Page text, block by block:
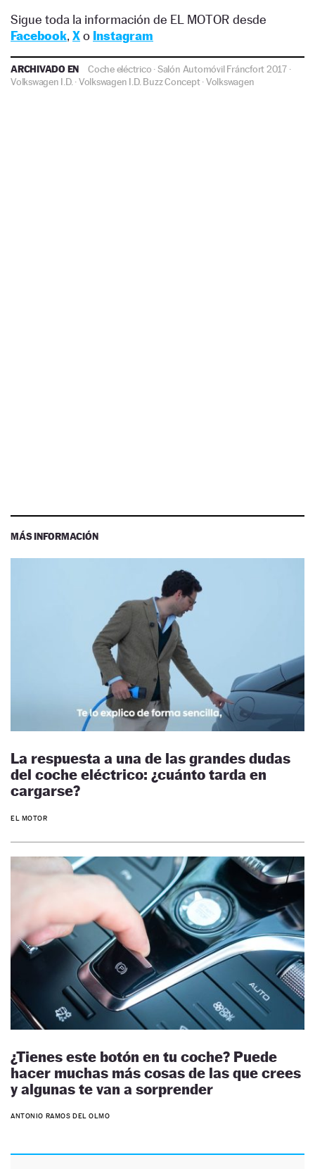
Sigue toda la información de EL MOTOR desde
Facebook, Xo Instagram
ARCHIVADO EN Coche eléctrico ·Salón Automóvil Fráncfort 2017 ·
Volkswagen I.D. ·Volkswagen I.D. Buzz Concept·Volkswagen
MÁS INFORMACIÓN
La respuesta a una de las grandes dudas
del coche eléctrico: ¿cuánto tarda en
cargarse?
EL MOTOR
¿Tienes este botón en tu coche? Puede
hacer muchas más cosas de las que crees
y algunas te van a sorprender
ANTONIO RAMOS DEL OLMO